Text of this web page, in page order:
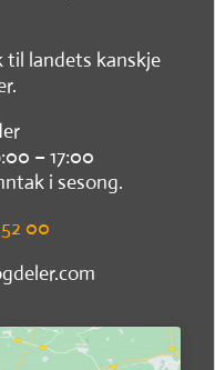
til landets kanskje
– 17:00
i sesong.
00